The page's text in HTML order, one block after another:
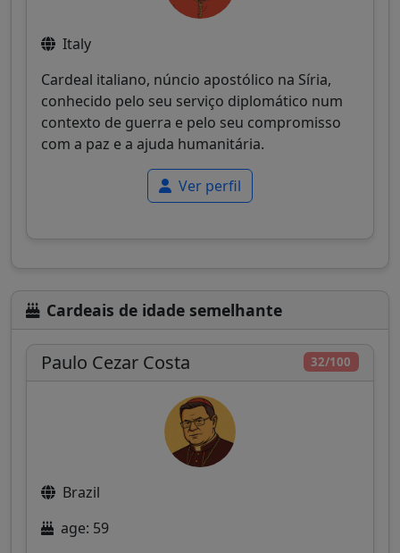
Italy
Cardeal italiano, núncio apostólico na Síria,
conhecido pelo seu serviço diplomático num
contexto de guerra e pelo seu compromisso
com a paz e a ajuda humanitária.
Ver perfil
Cardeais de idade semelhante
32/100
Paulo Cezar Costa
Brazil
age: 59